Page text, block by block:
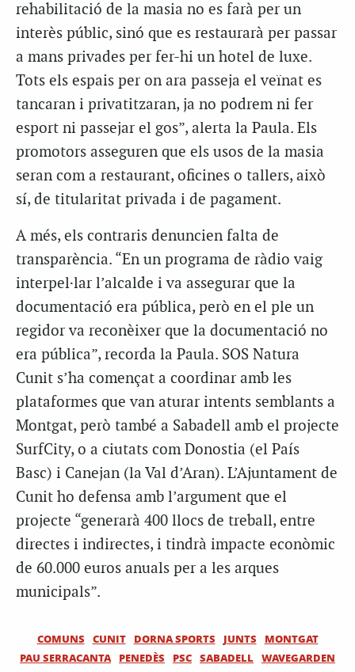
rehabilitació de la masia no es farà per un
interès públic, sinó que es restaurarà per passar
a mans privades per fer-hi un hotel de luxe.
Tots els espais per on ara passeja el veïnat es
tancaran i privatitzaran, ja no podrem ni fer
esport ni passejar el gos”, alerta la Paula. Els
promotors asseguren que els usos de la masia
seran com a restaurant, oficines o tallers, això
sí, de titularitat privada i de pagament.
A més, els contraris denuncien falta de
transparència. “En un programa de ràdio vaig
interpel·lar l’alcalde i va assegurar que la
documentació era pública, però en el ple un
regidor va reconèixer que la documentació no
era pública”, recorda la Paula. SOS Natura
Cunit s’ha començat a coordinar amb les
plataformes que van aturar intents semblants a
Montgat, però també a Sabadell amb el projecte
SurfCity, o a ciutats com Donostia (el País
Basc) i Canejan (la Val d’Aran). L’Ajuntament de
Cunit ho defensa amb l’argument que el
projecte “generarà 400 llocs de treball, entre
directes i indirectes, i tindrà impacte econòmic
de 60.000 euros anuals per a les arques
municipals”.
COMUNS CUNIT DORNA SPORTS JUNTS
MONTGAT
PAU SERRACANTA
PENEDÈS PSC SABADELL WAVEGARDEN